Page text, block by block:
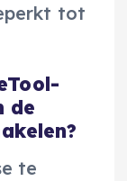
tot
de
te